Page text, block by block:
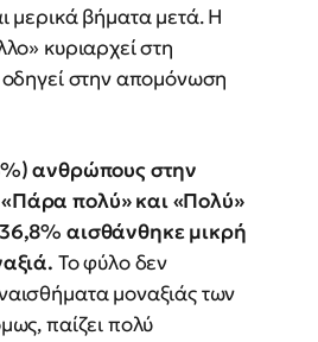
μερικά βήματα μετά. Η
κυριαρχεί στη
στην απομόνωση
ανθρώπους στην
πολύ» και «Πολύ»
αισθάνθηκε μικρή
Το φύλο δεν
μοναξιάς των
παίζει πολύ